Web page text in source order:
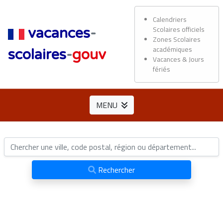
vacances-
scolaires-gouv
Calendriers
Scolaires officiels
Zones Scolaires
académiques
Vacances & Jours
fériés
MENU
Rechercher